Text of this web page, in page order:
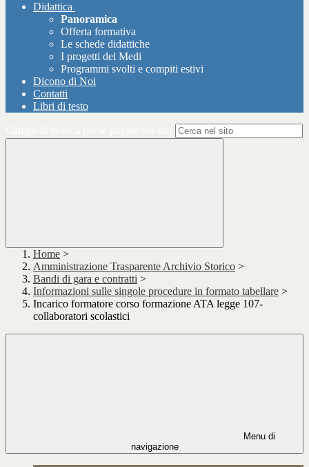
Didattica
Panoramica
Offerta formativa
Le schede didattiche
I progetti del Medi
Programmi svolti e compiti estivi
Dicono di Noi
Contatti
Libri di testo
Home >
Amministrazione Trasparente Archivio Storico >
Bandi di gara e contratti >
Informazioni sulle singole procedure in formato tabellare >
Incarico formatore corso formazione ATA legge 107-
collaboratori scolastici
Menu di
navigazione